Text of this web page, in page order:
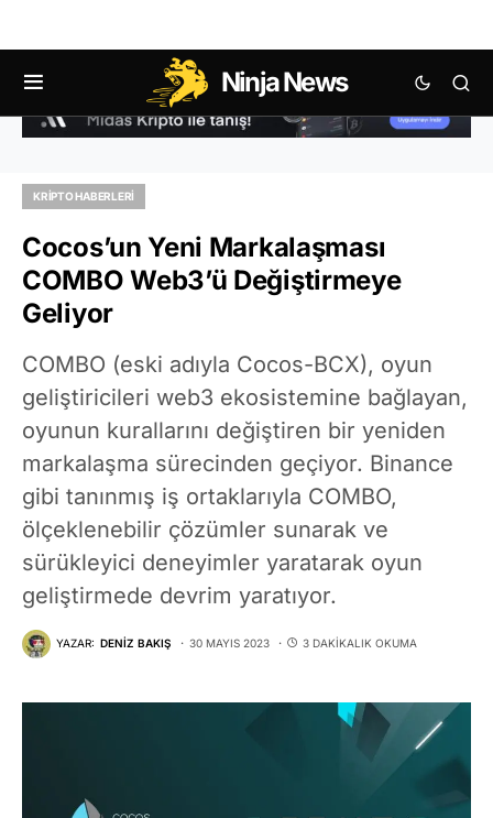
Ninja News
KRIPTO HABERLERI
Cocos’un Yeni Markalaşması
COMBO Web3’ü Değiştirmeye
Geliyor
COMBO (eski adıyla Cocos-BCX), oyun
geliştiricileri web3 ekosistemine bağlayan,
oyunun kurallarını değiştiren bir yeniden
markalaşma sürecinden geçiyor. Binance
gibi tanınmış iş ortaklarıyla COMBO,
ölçeklenebilir çözümler sunarak ve
sürükleyici deneyimler yaratarak oyun
geliştirmede devrim yaratıyor.
YAZAR: DENIZ BAKIŞ 30 MAYIS 2023 3 DAKIKALIK OKUMA